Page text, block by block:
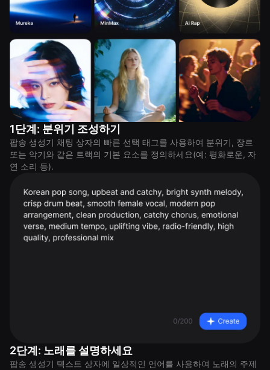
1단계: 분위기 조성하기
팝송 생성기 채팅 상자의 빠른 선택 태그를 사용하여 분위기, 장르
또는 악기와 같은 트랙의 기본 요소를 정의하세요(예: 평화로운, 자
연 소리 등).
2단계: 노래를 설명하세요
팝송 생성기 텍스트 상자에 일상적인 언어를 사용하여 노래의 주제